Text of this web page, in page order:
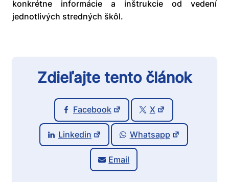
konkrétne informácie a inštrukcie od vedení
jednotlivých stredných škôl.
Zdieľajte tento článok
Facebook X
Linkedin Whatsapp
Email